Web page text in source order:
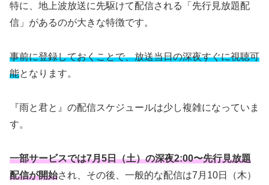
特に、地上波放送に先駆けて配信される「先行見放題配
信」があるのが大きな特徴です。
事前に登録しておくことで、放送当日の深夜すぐに視聴可
能となります。
『雨と君と』の配信スケジュールは少し複雑になっていま
す。
一部サービスでは7月5日（土）の深夜2:00〜先行見放題
配信が開始され、その後、一般的な配信は7月10日（木）